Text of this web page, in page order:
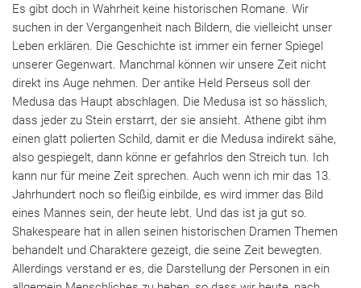
Es gibt doch in Wahrheit keine historischen Romane. Wir
suchen in der Vergangenheit nach Bildern, die vielleicht unser
Leben erklären. Die Geschichte ist immer ein ferner Spiegel
unserer Gegenwart. Manchmal können wir unsere Zeit nicht
direkt ins Auge nehmen. Der antike Held Perseus soll der
Medusa das Haupt abschlagen. Die Medusa ist so hässlich,
dass jeder zu Stein erstarrt, der sie ansieht. Athene gibt ihm
einen glatt polierten Schild, damit er die Medusa indirekt sähe,
also gespiegelt, dann könne er gefahrlos den Streich tun. Ich
kann nur für meine Zeit sprechen. Auch wenn ich mir das 13.
Jahrhundert noch so fleißig einbilde, es wird immer das Bild
eines Mannes sein, der heute lebt. Und das ist ja gut so.
Shakespeare hat in allen seinen historischen Dramen Themen
behandelt und Charaktere gezeigt, die seine Zeit bewegten.
Allerdings verstand er es, die Darstellung der Personen in ein